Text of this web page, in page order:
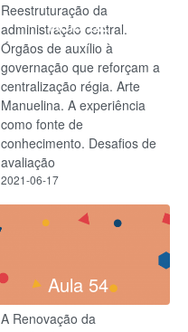
Aula 52
Reestruturação da
administração central.
Órgãos de auxílio à
governação que reforçam a
centralização régia. Arte
Manuelina. A experiência
como fonte de
conhecimento. Desafios de
avaliação
2021-06-17
Aula 54
A Renovação da